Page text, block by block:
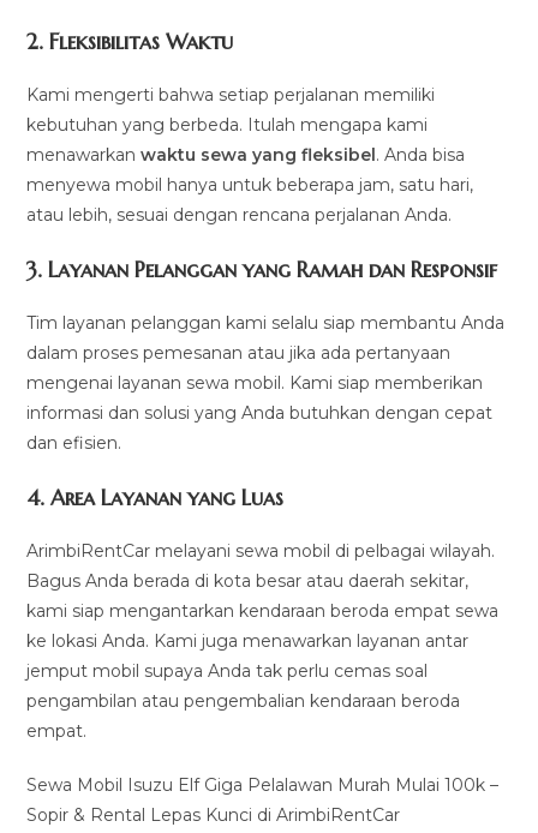
2.Fleksibilitas Waktu
Kami mengerti bahwa setiap perjalanan memiliki
kebutuhan yang berbeda. Itulah mengapa kami
menawarkanwaktu sewa yang fleksibel. Anda bisa
menyewa mobil hanya untuk beberapa jam, satu hari,
atau lebih, sesuai dengan rencana perjalanan Anda.
3.Layanan Pelanggan yang Ramah dan Responsif
Tim layanan pelanggan kami selalu siap membantu Anda
dalam proses pemesanan atau jika ada pertanyaan
mengenai layanan sewa mobil. Kami siap memberikan
informasi dan solusi yang Anda butuhkan dengan cepat
dan efisien.
4.Area Layanan yang Luas
ArimbiRentCar melayani sewa mobil di pelbagai wilayah.
Bagus Anda berada di kota besar atau daerah sekitar,
kami siap mengantarkan kendaraan beroda empat sewa
ke lokasi Anda. Kami juga menawarkan layanan antar
jemput mobil supaya Anda tak perlu cemas soal
pengambilan atau pengembalian kendaraan beroda
empat.
Sewa Mobil Isuzu Elf Giga Pelalawan Murah Mulai 100k –
Sopir & Rental Lepas Kunci di ArimbiRentCar